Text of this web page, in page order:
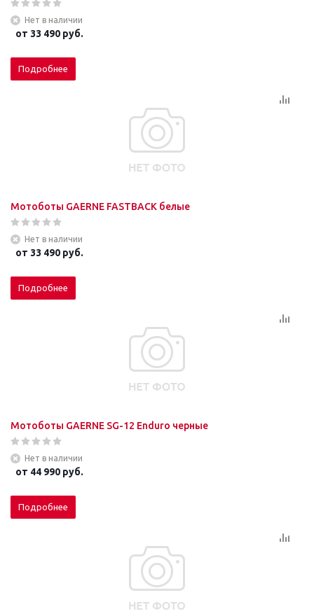
Нет в наличии
от 33 490 руб.
Подробнее
Мотоботы GAERNE FASTBACK белые
Нет в наличии
от 33 490 руб.
Подробнее
Мотоботы GAERNE SG-12 Enduro черные
Нет в наличии
от 44 990 руб.
Подробнее